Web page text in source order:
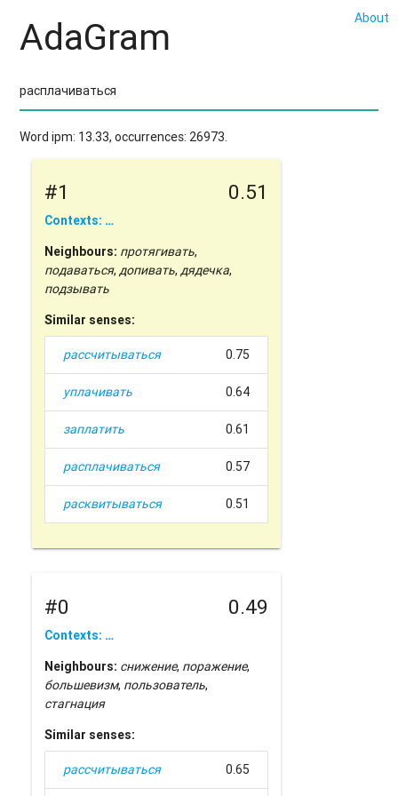
About
AdaGram
Word ipm: 13.33, occurrences: 26973.
#1 0.51
Contexts: …
Neighbours: протягивать,
подаваться,допивать,дядечка,
подзывать
Similar senses:
рассчитываться 0.75
уплачивать 0.64
заплатить 0.61
расплачиваться 0.57
расквитываться 0.51
#0 0.49
Contexts: …
Neighbours: снижение, поражение,
большевизм, пользователь,
стагнация
Similar senses:
рассчитываться 0.65